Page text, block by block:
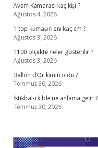
Avam Kamarası kaç kişi ?
Ağustos 4, 2026
1 top kumaşın eni kaç cm ?
Ağustos 3, 2026
1100 ölçekte neler gösterilir ?
Ağustos 3, 2026
Ballon d’Or kimin oldu ?
Temmuz 30, 2026
İstikbal-i kıble ne anlama gelir ?
Temmuz 30, 2026